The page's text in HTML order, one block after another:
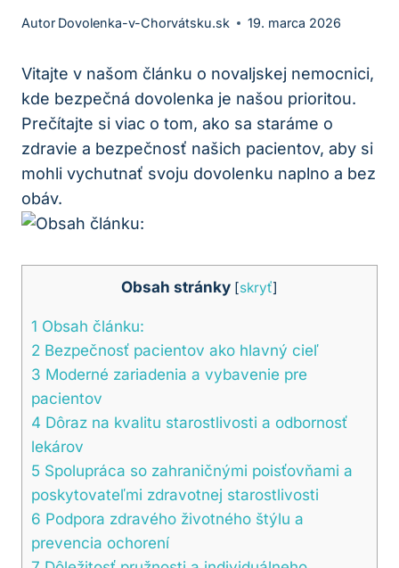
Autor Dovolenka-v-Chorvátsku.sk 19. marca 2026
Vitajte v našom článku o novaljskej nemocnici,
kde bezpečná dovolenka je našou prioritou.
Prečítajte si viac o tom, ako sa staráme o
zdravie a bezpečnosť našich pacientov, aby si
mohli vychutnať svoju dovolenku naplno a bez
obáv.
Obsah stránky [skryť]
1 Obsah článku:
2 Bezpečnosť pacientov ako hlavný cieľ
3 Moderné zariadenia a vybavenie pre
pacientov
4 Dôraz na kvalitu starostlivosti a odbornosť
lekárov
5 Spolupráca so zahraničnými poisťovňami a
poskytovateľmi zdravotnej starostlivosti
6 Podpora zdravého životného štýlu a
prevencia ochorení